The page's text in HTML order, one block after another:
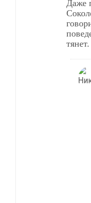
Даже
тянет.